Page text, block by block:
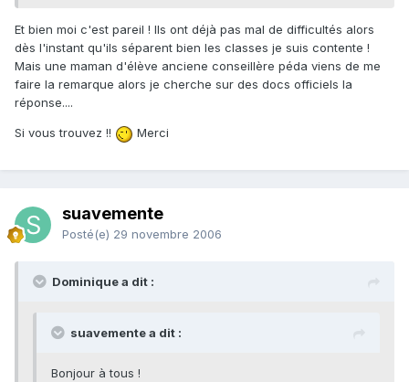
Et bien moi c'est pareil ! Ils ont déjà pas mal de difficultés alors
dès l'instant qu'ils séparent bien les classes je suis contente !
Mais une maman d'élève anciene conseillère péda viens de me
faire la remarque alors je cherche sur des docs officiels la
réponse....
Si vous trouvez !! Merci
suavemente
Posté(e) 29 novembre 2006
Dominique a dit :
suavemente a dit :
Bonjour à tous !